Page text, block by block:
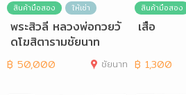
สินค้ามือสอง ให้เช่า
พระสิวลี หลวงพ่อกวยวั
ดโฆสิตารามชัยนาท
฿ 50,000 ชัยนาท
สินค้ามือสอง
เสือ
฿ 1,300